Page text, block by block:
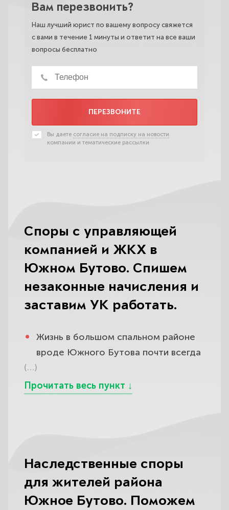
Вам перезвонить?
Наш лучший юрист по вашему вопросу свяжется
с вами в течение 1 минуты и ответит на все ваши
вопросы бесплатно
ПЕРЕЗВОНИТЕ
Вы даете согласие на подписку на новости
компании и тематические рассылки
Споры с управляющей
компанией и ЖКХ в
Южном Бутово. Спишем
незаконные начисления и
заставим УК работать.
Жизнь в большом спальном районе
вроде Южного Бутова почти всегда
означает регулярные стычки с
управляющей компанией: то в
работает лифт, не убирается мусор
и не делается обещанный ремонт, а
на ваши обращения отвечают
отписками или вовсе молчат.
(…)
Наследственные споры
для жителей района
Южное Бутово. Поможем